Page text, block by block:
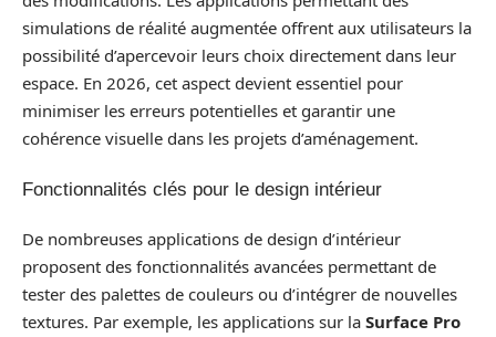
simulations de réalité augmentée offrent aux utilisateurs la
possibilité d’apercevoir leurs choix directement dans leur
espace. En 2026, cet aspect devient essentiel pour
minimiser les erreurs potentielles et garantir une
cohérence visuelle dans les projets d’aménagement.
Fonctionnalités clés pour le design intérieur
De nombreuses applications de design d’intérieur
proposent des fonctionnalités avancées permettant de
tester des palettes de couleurs ou d’intégrer de nouvelles
textures. Par exemple, les applications sur la Surface Pro